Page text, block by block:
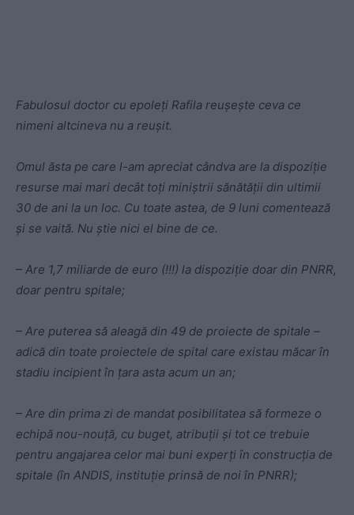
Fabulosul doctor cu epoleți Rafila reușește ceva ce
nimeni altcineva nu a reușit.
Omul ăsta pe care l-am apreciat cândva are la dispoziție
resurse mai mari decât toți miniștrii sănătății din ultimii
30 de ani la un loc. Cu toate astea, de 9 luni comentează
și se vaită. Nu știe nici el bine de ce.
– Are 1,7 miliarde de euro (!!!) la dispoziție doar din PNRR,
doar pentru spitale;
– Are puterea să aleagă din 49 de proiecte de spitale –
adică din toate proiectele de spital care existau măcar în
stadiu incipient în țara asta acum un an;
– Are din prima zi de mandat posibilitatea să formeze o
echipă nou-nouță, cu buget, atribuții și tot ce trebuie
pentru angajarea celor mai buni experți în construcția de
spitale (în ANDIS, instituție prinsă de noi în PNRR);